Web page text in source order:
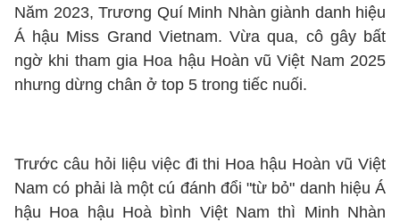
Năm 2023, Trương Quí Minh Nhàn giành danh hiệu
Á hậu Miss Grand Vietnam. Vừa qua, cô gây bất
ngờ khi tham gia Hoa hậu Hoàn vũ Việt Nam 2025
nhưng dừng chân ở top 5 trong tiếc nuối.
Trước câu hỏi liệu việc đi thi Hoa hậu Hoàn vũ Việt
Nam có phải là một cú đánh đổi "từ bỏ" danh hiệu Á
hậu Hoa hậu Hoà bình Việt Nam thì Minh Nhàn